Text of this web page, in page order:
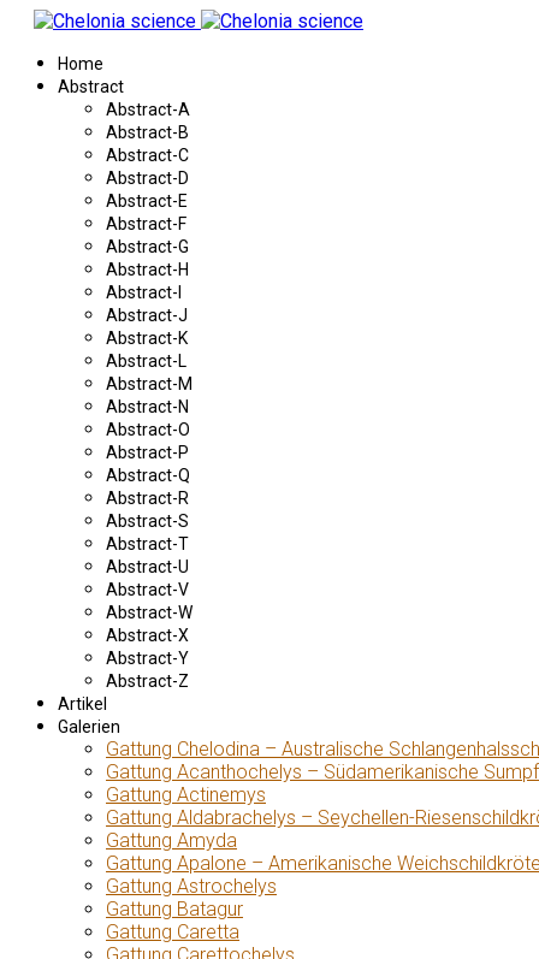
Home
Abstract
Abstract-A
Abstract-B
Abstract-C
Abstract-D
Abstract-E
Abstract-F
Abstract-G
Abstract-H
Abstract-I
Abstract-J
Abstract-K
Abstract-L
Abstract-M
Abstract-N
Abstract-O
Abstract-P
Abstract-Q
Abstract-R
Abstract-S
Abstract-T
Abstract-U
Abstract-V
Abstract-W
Abstract-X
Abstract-Y
Abstract-Z
Artikel
Galerien
Gattung Chelodina – Australische
Gattung Acanthochelys – Südamerikanische
Gattung Actinemys
Gattung Aldabrachelys – Seychellen-
Gattung Amyda
Gattung Apalone – Amerikanische
Gattung Astrochelys
Gattung Batagur
Gattung Caretta